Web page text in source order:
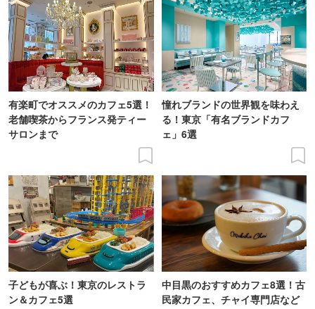
有楽町でオススメのカフェ5選！
老舗喫茶からフランス発ティー
サロンまで
憧れブランドの世界観を味わえ
る！東京「有名ブランドカフ
ェ」6選
子どもが喜ぶ！東京のレストラ
ン＆カフェ5選
中目黒のおすすめカフェ8選！古
民家カフェ、チャイ専門店など